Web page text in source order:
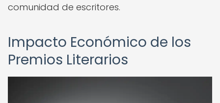
comunidad de escritores.
Impacto Económico de los
Premios Literarios